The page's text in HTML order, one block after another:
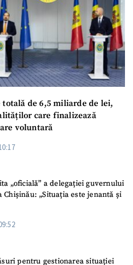
de 6,5 miliarde de lei,
care finalizează
voluntară
„oficială” a delegației guvernului
„Situația este jenantă și
pentru gestionarea situației